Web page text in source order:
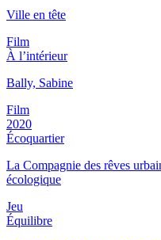
Ville en tête
Film
À l’intérieur
Bally, Sabine
Film
2020
Écoquartier
La Compagnie des rêves
écologique
Jeu
Équilibre